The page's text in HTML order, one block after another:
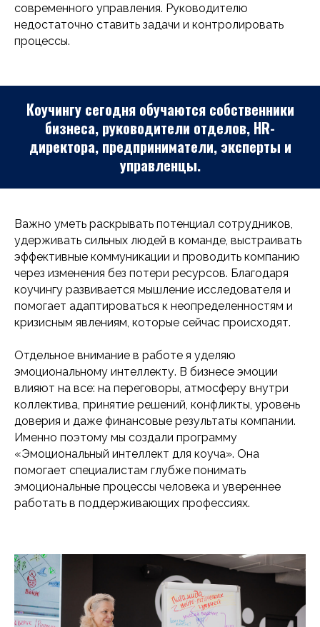
современного управления. Руководителю
недостаточно ставить задачи и контролировать
процессы.
Коучингу сегодня обучаются собственники
бизнеса, руководители отделов, HR-
директора, предприниматели, эксперты и
управленцы.
Важно уметь раскрывать потенциал сотрудников,
удерживать сильных людей в команде, выстраивать
эффективные коммуникации и проводить компанию
через изменения без потери ресурсов. Благодаря
коучингу развивается мышление исследователя и
помогает адаптироваться к неопределенностям и
кризисным явлениям, которые сейчас происходят.
Отдельное внимание в работе я уделяю
эмоциональному интеллекту. В бизнесе эмоции
влияют на все: на переговоры, атмосферу внутри
коллектива, принятие решений, конфликты, уровень
доверия и даже финансовые результаты компании.
Именно поэтому мы создали программу
«Эмоциональный интеллект для коуча». Она
помогает специалистам глубже понимать
эмоциональные процессы человека и увереннее
работать в поддерживающих профессиях.